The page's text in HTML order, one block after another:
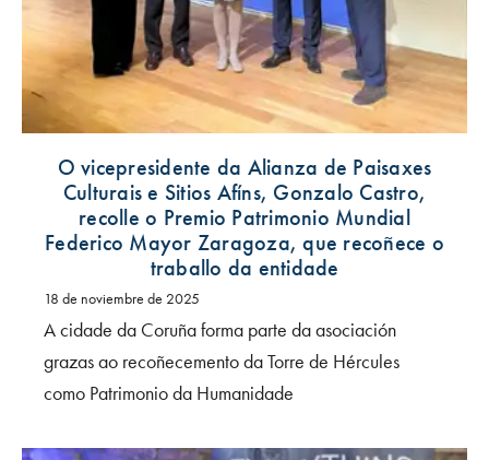
O vicepresidente da Alianza de Paisaxes
Culturais e Sitios Afíns, Gonzalo Castro,
recolle o Premio Patrimonio Mundial
Federico Mayor Zaragoza, que recoñece o
traballo da entidade
18 de noviembre de 2025
A cidade da Coruña forma parte da asociación
grazas ao recoñecemento da Torre de Hércules
como Patrimonio da Humanidade